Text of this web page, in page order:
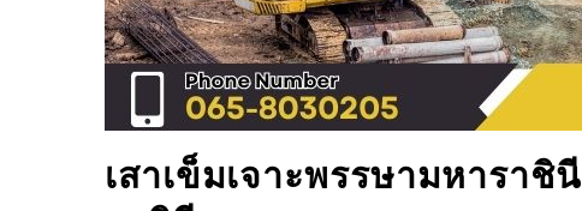
เสาเข็มเจาะพรรษามหาราชินี